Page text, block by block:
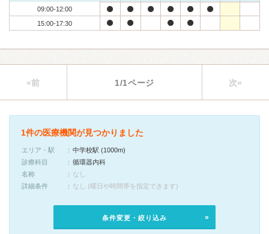
09:00-12:00
15:00-17:30
«前 1/1ページ 次»
1件の医療機関が見つかりました
エリア・駅
中学校駅 (1000m)
診療科目
循環器内科
名称
なし
詳細条件
なし (曜日や時間帯を指定できます)
条件変更・絞り込み